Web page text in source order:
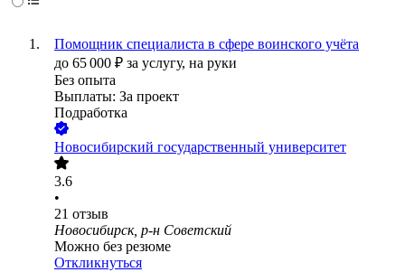
Помощник специалиста в сфере воинского учёта
до 65 000 ₽ за услугу, на руки
Без опыта
Выплаты: За проект
Подработка
Новосибирский государственный университет
3.6
•
21 отзыв
Новосибирск, р-н Советский
Можно без резюме
Откликнуться